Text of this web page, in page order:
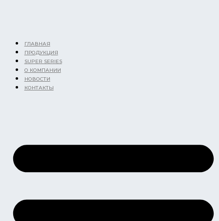
ГЛАВНАЯ
ПРОДУКЦИЯ
SUPER SERIES
О КОМПАНИИ
НОВОСТИ
КОНТАКТЫ